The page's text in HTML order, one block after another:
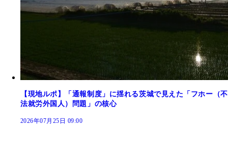
【現地ルポ】「通報制度」に揺れる茨城で見えた「フホー（不
法就労外国人）問題」の核心
2026年07月25日 09:00